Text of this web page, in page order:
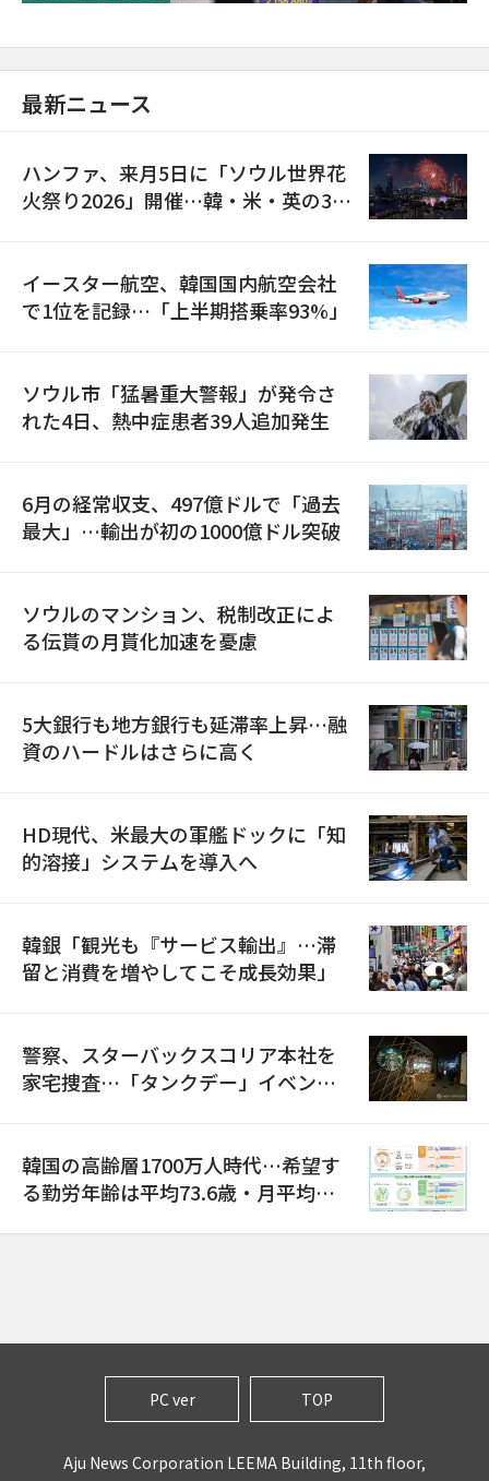
最新ニュース
ハンファ、来月5日に「ソウル世界花
火祭り2026」開催…韓・米・英の3カ
イースター航空、韓国国内航空会社
で1位を記録…「上半期搭乗率93%」
ソウル市「猛暑重大警報」が発令さ
れた4日、熱中症患者39人追加発生
6月の経常収支、497億ドルで「過去
最大」…輸出が初の1000億ドル突破
ソウルのマンション、税制改正によ
る伝貰の月貰化加速を憂慮
5大銀行も地方銀行も延滞率上昇…融
資のハードルはさらに高く
HD現代、米最大の軍艦ドックに「知
的溶接」システムを導入へ
韓銀「観光も『サービス輸出』…滞
留と消費を増やしてこそ成長効果」
警察、スターバックスコリア本社を
家宅捜査…「タンクデー」イベント
韓国の高齢層1700万人時代…希望す
る勤労年齢は平均73.6歳・月平均賃
PC ver TOP
Aju News Corporation LEEMA Building, 11th floor,